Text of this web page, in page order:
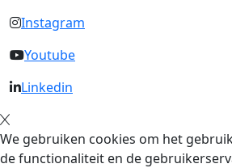
Instagram
Youtube
Linkedin
We gebruiken cookies om het
de functionaliteit en de